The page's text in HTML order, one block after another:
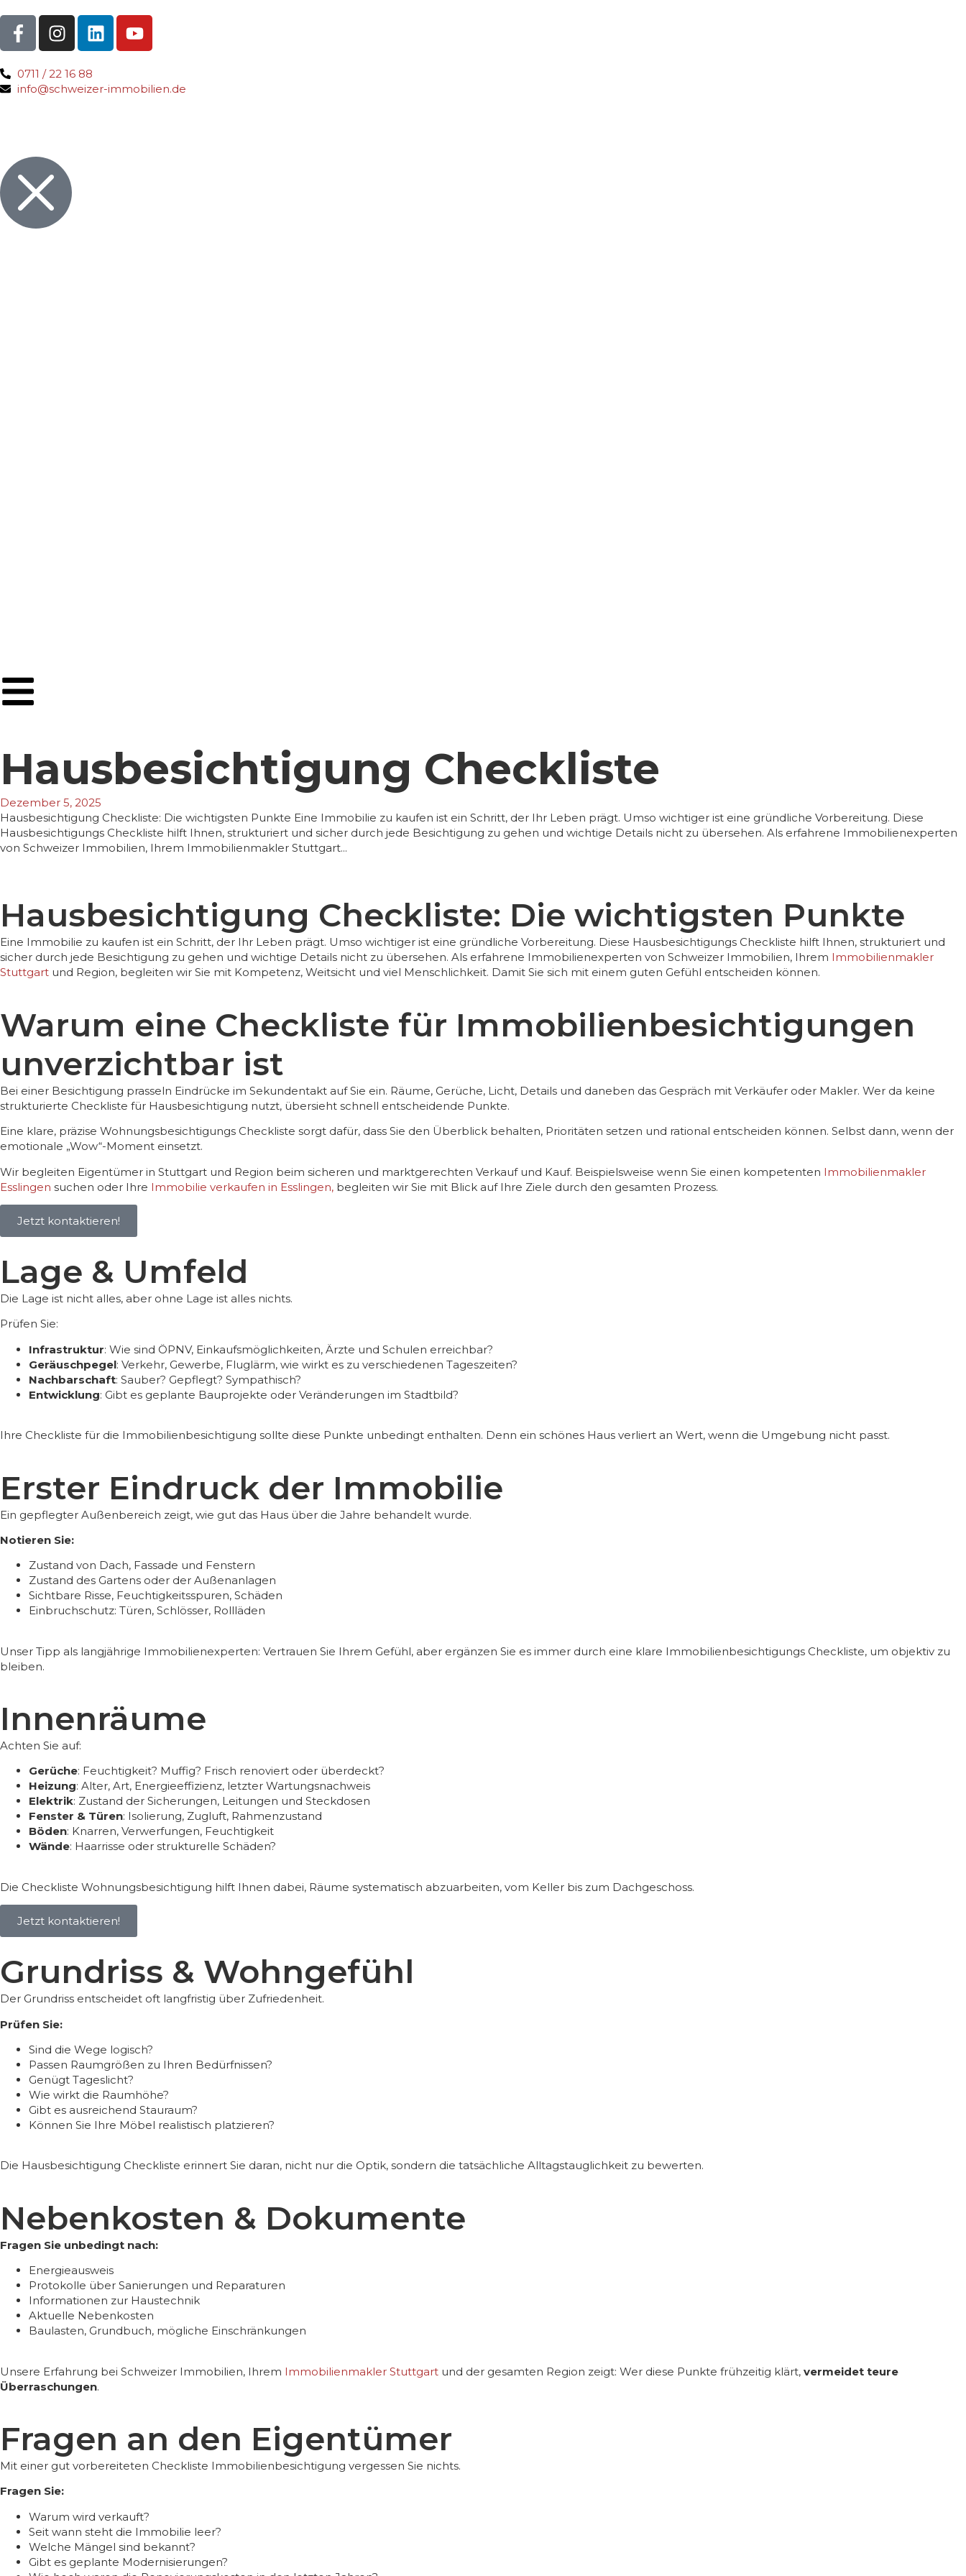
0711 / 22 16 88
info@schweizer-immobilien.de
Hausbesichtigung Checkliste
Dezember 5, 2025
Hausbesichtigung Checkliste: Die wichtigsten Punkte Eine Immobilie zu kaufen ist ein Schritt, der Ihr Leben prägt. Umso wichtiger ist eine gründliche Vorbereitung. Diese
Hausbesichtigungs Checkliste hilft Ihnen, strukturiert und sicher durch jede Besichtigung zu gehen und wichtige Details nicht zu übersehen. Als erfahrene Immobilienexperten
von Schweizer Immobilien, Ihrem Immobilienmakler Stuttgart...
Hausbesichtigung Checkliste: Die wichtigsten Punkte
Eine Immobilie zu kaufen ist ein Schritt, der Ihr Leben prägt. Umso wichtiger ist eine gründliche Vorbereitung. Diese Hausbesichtigungs Checkliste hilft Ihnen, strukturiert und
sicher durch jede Besichtigung zu gehen und wichtige Details nicht zu übersehen. Als erfahrene Immobilienexperten von Schweizer Immobilien, Ihrem Immobilienmakler
Stuttgart und Region, begleiten wir Sie mit Kompetenz, Weitsicht und viel Menschlichkeit. Damit Sie sich mit einem guten Gefühl entscheiden können.
Warum eine Checkliste für Immobilienbesichtigungen
unverzichtbar ist
Bei einer Besichtigung prasseln Eindrücke im Sekundentakt auf Sie ein. Räume, Gerüche, Licht, Details und daneben das Gespräch mit Verkäufer oder Makler. Wer da keine
strukturierte Checkliste für Hausbesichtigung nutzt, übersieht schnell entscheidende Punkte.
Eine klare, präzise Wohnungsbesichtigungs Checkliste sorgt dafür, dass Sie den Überblick behalten, Prioritäten setzen und rational entscheiden können. Selbst dann, wenn der
emotionale „Wow“-Moment einsetzt.
Wir begleiten Eigentümer in Stuttgart und Region beim sicheren und marktgerechten Verkauf und Kauf. Beispielsweise wenn Sie einen kompetenten Immobilienmakler
Esslingen suchen oder Ihre Immobilie verkaufen in Esslingen, begleiten wir Sie mit Blick auf Ihre Ziele durch den gesamten Prozess.
Jetzt kontaktieren!
Lage & Umfeld
Die Lage ist nicht alles, aber ohne Lage ist alles nichts.
Prüfen Sie:
Infrastruktur: Wie sind ÖPNV, Einkaufsmöglichkeiten, Ärzte und Schulen erreichbar?
Geräuschpegel: Verkehr, Gewerbe, Fluglärm, wie wirkt es zu verschiedenen Tageszeiten?
Nachbarschaft: Sauber? Gepflegt? Sympathisch?
Entwicklung: Gibt es geplante Bauprojekte oder Veränderungen im Stadtbild?
Ihre Checkliste für die Immobilienbesichtigung sollte diese Punkte unbedingt enthalten. Denn ein schönes Haus verliert an Wert, wenn die Umgebung nicht passt.
Erster Eindruck der Immobilie
Ein gepflegter Außenbereich zeigt, wie gut das Haus über die Jahre behandelt wurde.
Notieren Sie:
Zustand von Dach, Fassade und Fenstern
Zustand des Gartens oder der Außenanlagen
Sichtbare Risse, Feuchtigkeitsspuren, Schäden
Einbruchschutz: Türen, Schlösser, Rollläden
Unser Tipp als langjährige Immobilienexperten: Vertrauen Sie Ihrem Gefühl, aber ergänzen Sie es immer durch eine klare Immobilienbesichtigungs Checkliste, um objektiv zu
bleiben.
Innenräume
Achten Sie auf:
Gerüche: Feuchtigkeit? Muffig? Frisch renoviert oder überdeckt?
Heizung: Alter, Art, Energieeffizienz, letzter Wartungsnachweis
Elektrik: Zustand der Sicherungen, Leitungen und Steckdosen
Fenster & Türen: Isolierung, Zugluft, Rahmenzustand
Böden: Knarren, Verwerfungen, Feuchtigkeit
Wände: Haarrisse oder strukturelle Schäden?
Die Checkliste Wohnungsbesichtigung hilft Ihnen dabei, Räume systematisch abzuarbeiten, vom Keller bis zum Dachgeschoss.
Jetzt kontaktieren!
Grundriss & Wohngefühl
Der Grundriss entscheidet oft langfristig über Zufriedenheit.
Prüfen Sie:
Sind die Wege logisch?
Passen Raumgrößen zu Ihren Bedürfnissen?
Genügt Tageslicht?
Wie wirkt die Raumhöhe?
Gibt es ausreichend Stauraum?
Können Sie Ihre Möbel realistisch platzieren?
Die Hausbesichtigung Checkliste erinnert Sie daran, nicht nur die Optik, sondern die tatsächliche Alltagstauglichkeit zu bewerten.
Nebenkosten & Dokumente
Fragen Sie unbedingt nach:
Energieausweis
Protokolle über Sanierungen und Reparaturen
Informationen zur Haustechnik
Aktuelle Nebenkosten
Baulasten, Grundbuch, mögliche Einschränkungen
Unsere Erfahrung bei Schweizer Immobilien, Ihrem Immobilienmakler Stuttgart und der gesamten Region zeigt: Wer diese Punkte frühzeitig klärt, vermeidet teure
Überraschungen.
Fragen an den Eigentümer
Mit einer gut vorbereiteten Checkliste Immobilienbesichtigung vergessen Sie nichts.
Fragen Sie:
Warum wird verkauft?
Seit wann steht die Immobilie leer?
Welche Mängel sind bekannt?
Gibt es geplante Modernisierungen?